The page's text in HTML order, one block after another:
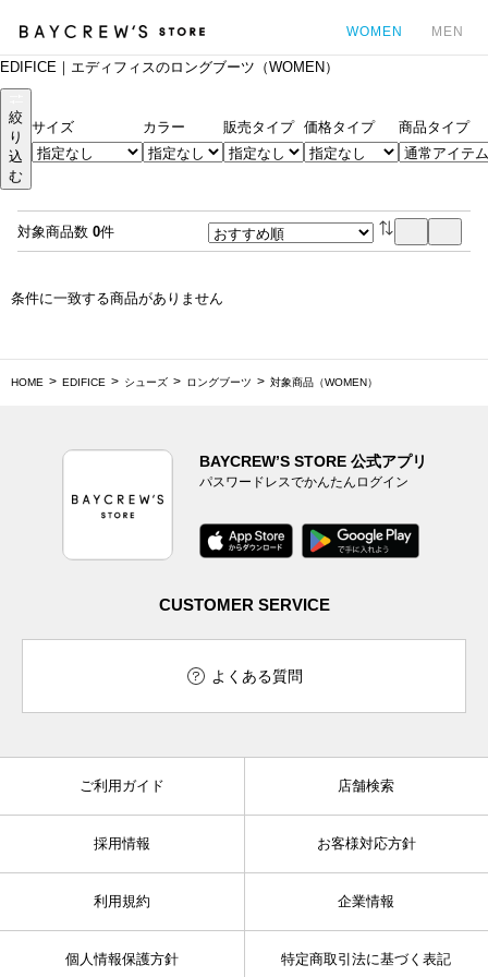
WOMEN MEN
EDIFICE｜エディフィスのロングブーツ（WOMEN）
絞
り
込
む
サイズ カラー 販売タイプ 価格タイプ 商品タイプ
対象商品数 0件
条件に一致する商品がありません
HOME EDIFICE シューズ ロングブーツ 対象商品（WOMEN）
BAYCREW’S STORE 公式アプリ
パスワードレスでかんたんログイン
CUSTOMER SERVICE
よくある質問
ご利用ガイド 店舗検索
採用情報 お客様対応方針
利用規約 企業情報
個人情報保護方針 特定商取引法に基づく表記